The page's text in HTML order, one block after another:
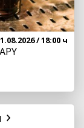
/ 18:00 ч